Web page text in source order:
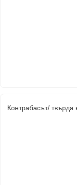
Контрабасът/ твърда